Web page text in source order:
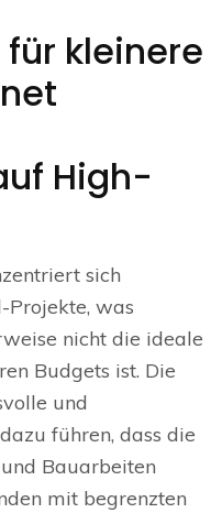
kleinere
High-
sich
Projekte, was
nicht die ideale
Budgets ist. Die
und
führen, dass die
Bauarbeiten
mit begrenzten